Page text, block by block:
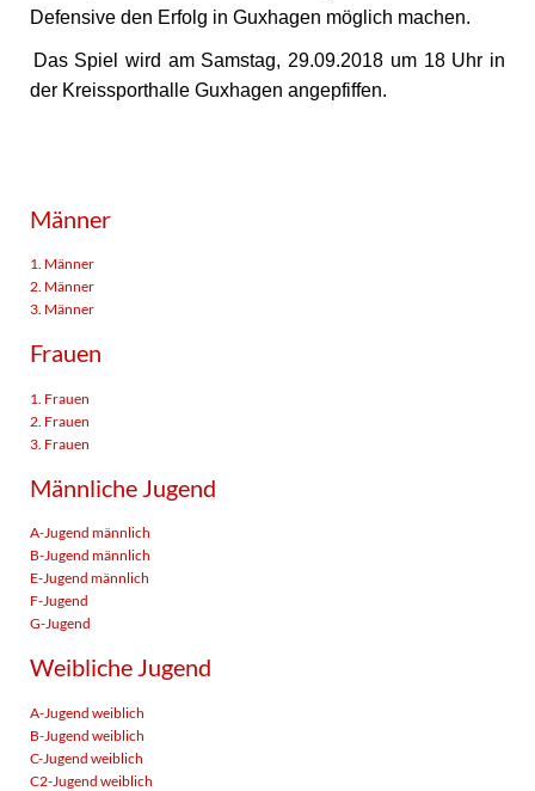
Defensive den Erfolg in Guxhagen möglich machen.
Das Spiel wird am Samstag, 29.09.2018 um 18 Uhr in
der Kreissporthalle Guxhagen angepfiffen.
Männer
1. Männer
2. Männer
3. Männer
Frauen
1. Frauen
2. Frauen
3. Frauen
Männliche Jugend
A-Jugend männlich
B-Jugend männlich
E-Jugend männlich
F-Jugend
G-Jugend
Weibliche Jugend
A-Jugend weiblich
B-Jugend weiblich
C-Jugend weiblich
C2-Jugend weiblich